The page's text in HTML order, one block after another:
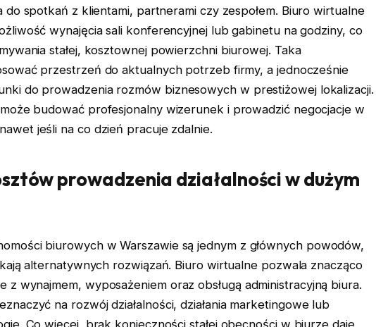
do spotkań z klientami, partnerami czy zespołem. Biuro wirtualne
wynajęcia sali konferencyjnej lub gabinetu na godziny, co
stałej, kosztownej powierzchni biurowej. Taka
przestrzeń do aktualnych potrzeb firmy, a jednocześnie
do prowadzenia rozmów biznesowych w prestiżowej lokalizacji.
budować profesjonalny wizerunek i prowadzić negocjacje w
jeśli na co dzień pracuje zdalnie.
prowadzenia działalności w dużym
biurowych w Warszawie są jednym z głównych powodów,
alternatywnych rozwiązań. Biuro wirtualne pozwala znacząco
z wynajmem, wyposażeniem oraz obsługą administracyjną biura.
na rozwój działalności, działania marketingowe lub
Co więcej, brak konieczności stałej obecności w biurze daje